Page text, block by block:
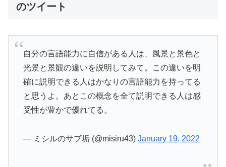
のツイート
自分の言語能力に自信がある人は、風景と景色と
光景と景観の違いを説明してみて。この違いを明
確に説明できる人はかなりの言語能力を持ってる
と思うよ。あとこの概念を全て説明できる人は感
受性が豊かで優れてる。
— ミシルのサブ垢 (@misiru43) January 19, 2022